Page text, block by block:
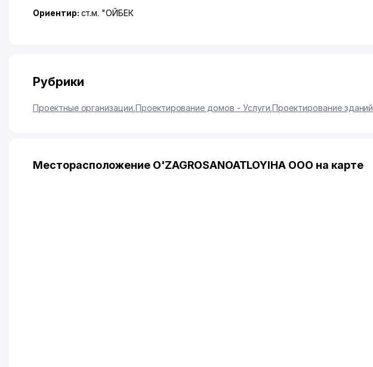
Ориентир: ст.м. "ОЙБЕК
Рубрики
Проектные организации Проектирование домов - Услуги ,Проектирование зданий
Месторасположение O'ZAGROSANOATLOYIHA ООО на карте